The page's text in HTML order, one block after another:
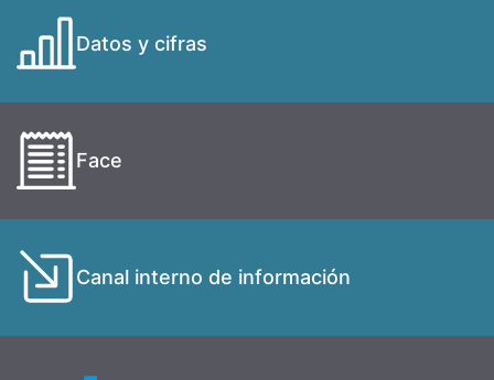
Datos y cifras
Face
Canal interno de información